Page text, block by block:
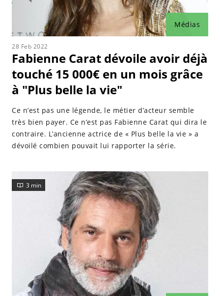
Médias
28 Feb 2022
Fabienne Carat dévoile avoir déjà
touché 15 000€ en un mois grâce
à "Plus belle la vie"
Ce n’est pas une légende, le métier d’acteur semble
très bien payer. Ce n’est pas Fabienne Carat qui dira le
contraire. L’ancienne actrice de « Plus belle la vie » a
dévoilé combien pouvait lui rapporter la série.
3 min